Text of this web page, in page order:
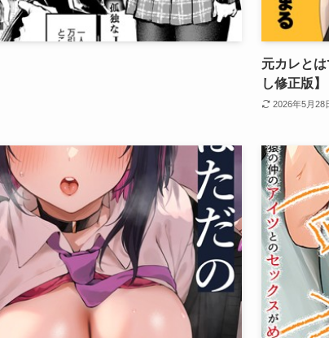
元カレと
し修正版】
2026年5月28